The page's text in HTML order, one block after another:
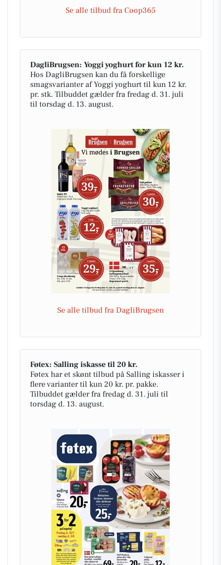
Se alle tilbud fra Coop365
DagliBrugsen: Yoggi yoghurt for kun 12 kr.
Hos DagliBrugsen kan du få forskellige
smagsvarianter af Yoggi yoghurt til kun 12 kr.
pr. stk. Tilbuddet gælder fra fredag d. 31. juli
til torsdag d. 13. august.
Se alle tilbud fra DagliBrugsen
Føtex: Salling iskasse til 20 kr.
Føtex har et skønt tilbud på Salling iskasser i
flere varianter til kun 20 kr. pr. pakke.
Tilbuddet gælder fra fredag d. 31. juli til
torsdag d. 13. august.